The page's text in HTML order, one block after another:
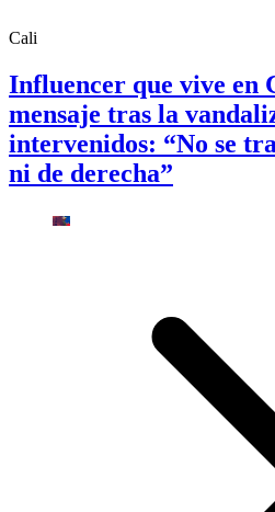
Cali
Influencer que vive en
mensaje tras la
intervenidos: “No se
ni de derecha”